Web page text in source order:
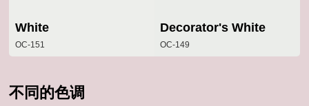
White
OC-151
Decorator's White
OC-149
不同的色调